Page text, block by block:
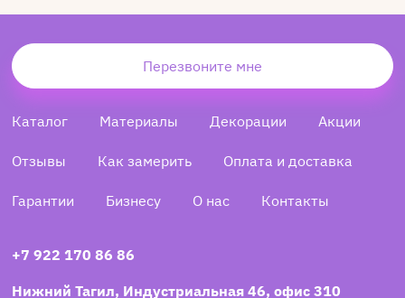
Перезвоните мне
Каталог Материалы Декорации Акции
Отзывы Как замерить Оплата и доставка
Гарантии Бизнесу О нас Контакты
+7 922 170 86 86
Нижний Тагил, Индустриальная 46, офис 310